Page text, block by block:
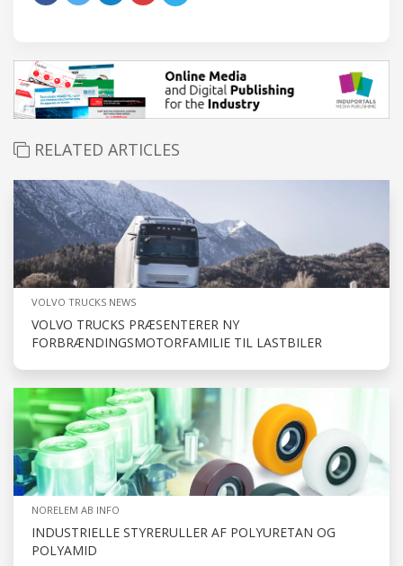
RELATED ARTICLES
VOLVO TRUCKS NEWS
VOLVO TRUCKS PRÆSENTERER NY
FORBRÆNDINGSMOTORFAMILIE TIL LASTBILER
NORELEM AB INFO
INDUSTRIELLE STYRERULLER AF POLYURETAN OG
POLYAMID